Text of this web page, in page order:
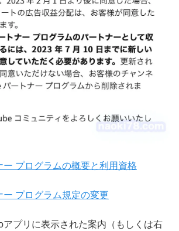
ー プログラムの概要と利用資格
ー プログラム規定の変更
プリに表示された案内（もしくは右